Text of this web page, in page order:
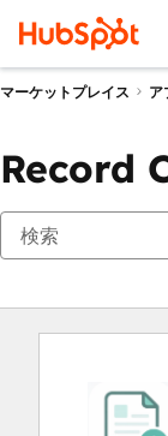
マーケットプレイス ア
Record